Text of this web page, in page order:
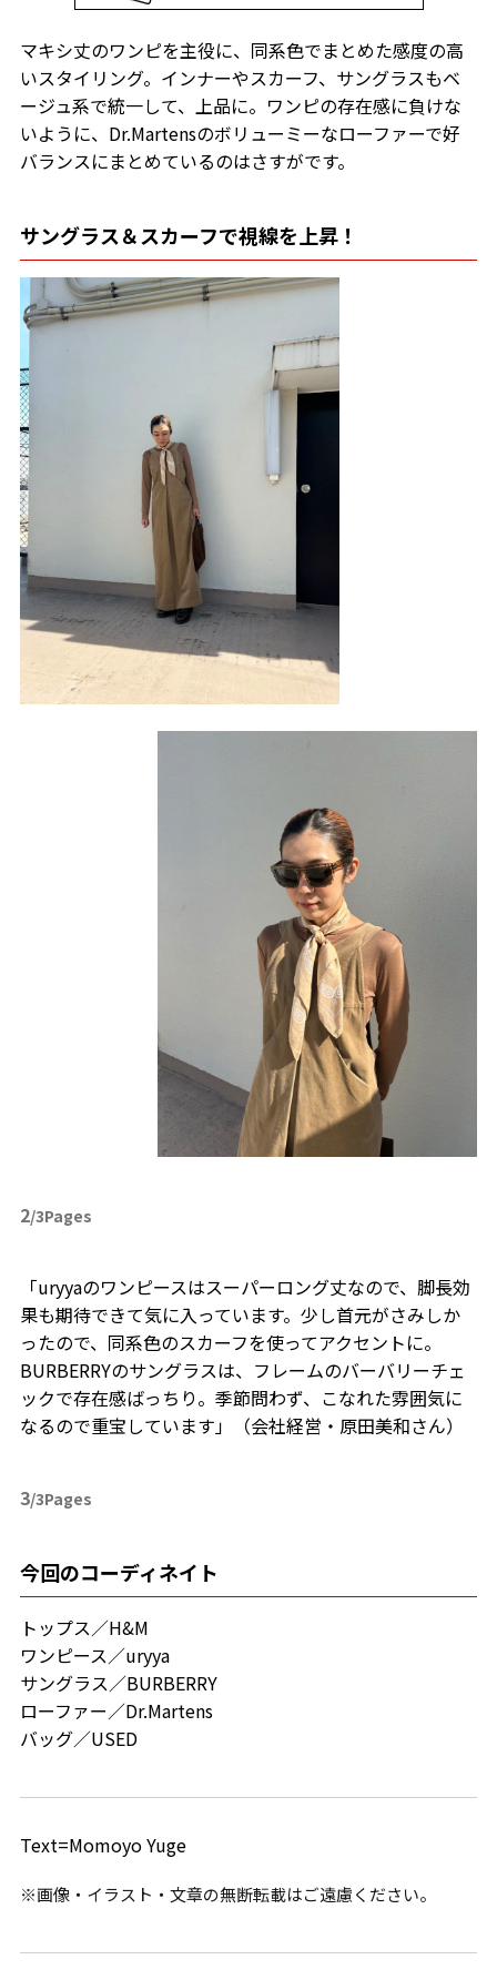
マキシ丈のワンピを主役に、同系色でまとめた感度の高
いスタイリング。インナーやスカーフ、サングラスもベ
ージュ系で統一して、上品に。ワンピの存在感に負けな
いように、Dr.Martensのボリューミーなローファーで好
バランスにまとめているのはさすがです。
サングラス＆スカーフで視線を上昇！
2/3Pages
「uryyaのワンピースはスーパーロング丈なので、脚長効
果も期待できて気に入っています。少し首元がさみしか
ったので、同系色のスカーフを使ってアクセントに。
BURBERRYのサングラスは、フレームのバーバリーチェ
ックで存在感ばっちり。季節問わず、こなれた雰囲気に
なるので重宝しています」（会社経営・原田美和さん）
3/3Pages
今回のコーディネイト
トップス／H&M
ワンピース／uryya
サングラス／BURBERRY
ローファー／Dr.Martens
バッグ／USED
Text=Momoyo Yuge
※画像・イラスト・文章の無断転載はご遠慮ください。